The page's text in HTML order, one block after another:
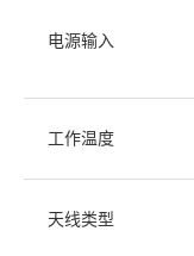
电源输入
工作温度
天线类型